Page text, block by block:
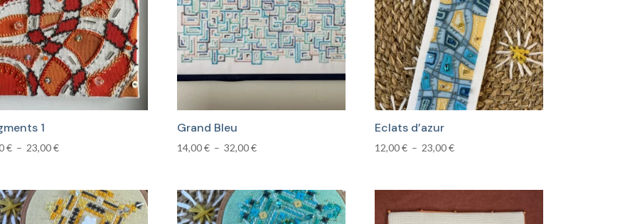
1
€ – 23,00€Plage
14,00 €
à
Grand Bleu
14,00€ – 32,00€Plage
14,00 €
à
Eclats d’azur
12,00€ – 23,00€Plage
à